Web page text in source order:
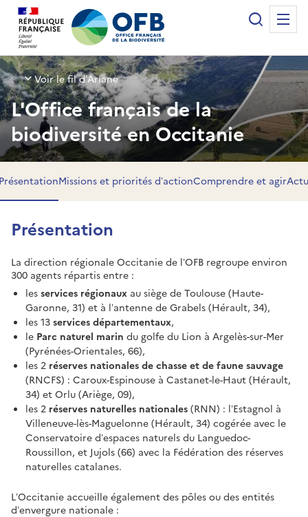
Office français de la biodiversité
Recherche
Voir le fil d’Ariane
L'Office français de la
biodiversité en Occitanie
Missions et priorités d’actionComprendre et agir
Présentation
La direction régionale Occitanie de l’OFB regroupe environ
300 agents répartis entre :
les services régionaux au siège de Toulouse (Haute-
Garonne, 31) et à l’antenne de Grabels (Hérault, 34),
les 13 services départementaux,
le Parc naturel marin du golfe du Lion à Argelès-sur-Mer
(Pyrénées-Orientales, 66),
les 2 réserves nationales de chasse et de faune sauvage
(RNCFS) : Caroux-Espinouse à Castanet-le-Haut (Hérault,
34) et Orlu (Ariège, 09),
les 2 réserves naturelles nationales (RNN) : l’Estagnol à
Villeneuve-lès-Maguelonne (Hérault, 34) cogérée avec le
Conservatoire d’espaces naturels du Languedoc-
Roussillon, et Jujols (66) avec la Fédération des réserves
naturelles catalanes.
L’Occitanie accueille également des pôles ou des entités
d’envergure nationale :
Panneau de gestion des cookies